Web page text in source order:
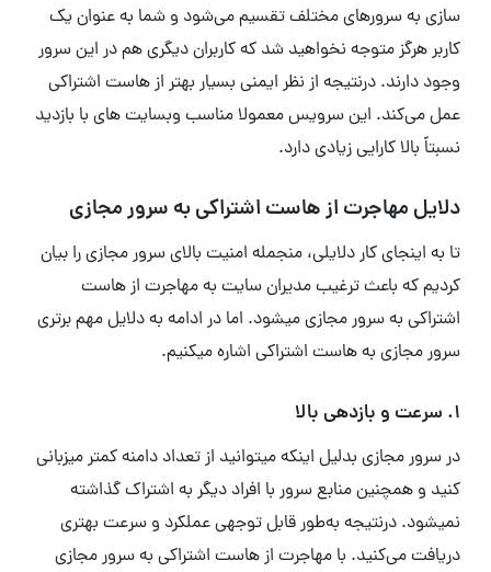
سازی به سرورهای مختلف تقسیم می‌شود و شما به عنوان یک
کاربر هرگز متوجه نخواهید شد که کاربران دیگری هم در این سرور
وجود دارند. درنتیجه از نظر ایمنی بسیار بهتر از هاست اشتراکی
عمل می‌کند. این سرویس معمولا مناسب وبسایت های با بازدید
نسبتاً بالا کارایی زیادی دارد.
دلایل مهاجرت از هاست اشتراکی به سرور مجازی
تا به اینجای کار دلایلی، منجمله امنیت بالای سرور مجازی را بیان
کردیم که باعث ترغیب مدیران سایت به مهاجرت از هاست
اشتراکی به سرور مجازی میشود. اما در ادامه به دلایل مهم برتری
سرور مجازی به هاست اشتراکی اشاره میکنیم.
1. سرعت و بازدهی بالا
در سرور مجازی بدلیل اینکه میتوانید از تعداد دامنه کمتر میزبانی
کنید و همچنین منابع سرور با افراد دیگر به اشتراک گذاشته
نمیشود. درنتیجه به‌طور قابل توجهی عملکرد و سرعت بهتری
دریافت می‌کنید. با مهاجرت از هاست اشتراکی به سرور مجازی